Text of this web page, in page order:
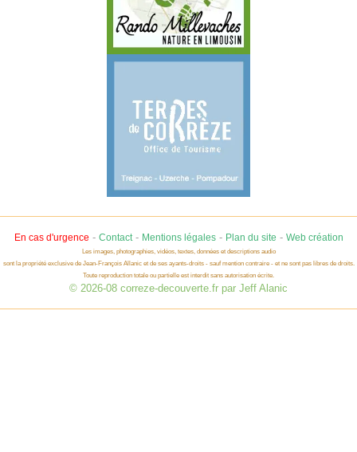
En cas d'urgence - Contact- Mentions légales- Plan du site - Web création
Les images, photographies, vidéos, textes, données et descriptions audio
sont la propriété exclusive de Jean-François Allanic et de ses ayants-droits - sauf mention contraire - et ne sont pas libres de droits.
Toute reproduction totale ou partielle est interdit sans autorisation écrite.
© 2026-08 correze-decouverte.fr par Jeff Alanic